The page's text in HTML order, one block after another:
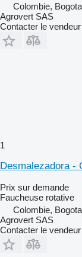
Colombie, Bogota
Agrovert SAS
Contacter le vendeur
1
Desmalezadora -
Prix sur demande
Faucheuse rotative
Colombie, Bogota
Agrovert SAS
Contacter le vendeur